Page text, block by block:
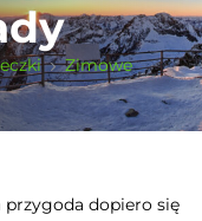
Zimowe
dopiero się